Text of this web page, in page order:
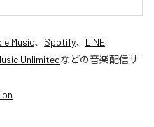
Music、 Spotify、 LINE
Unlimitedなどの音楽配信サ